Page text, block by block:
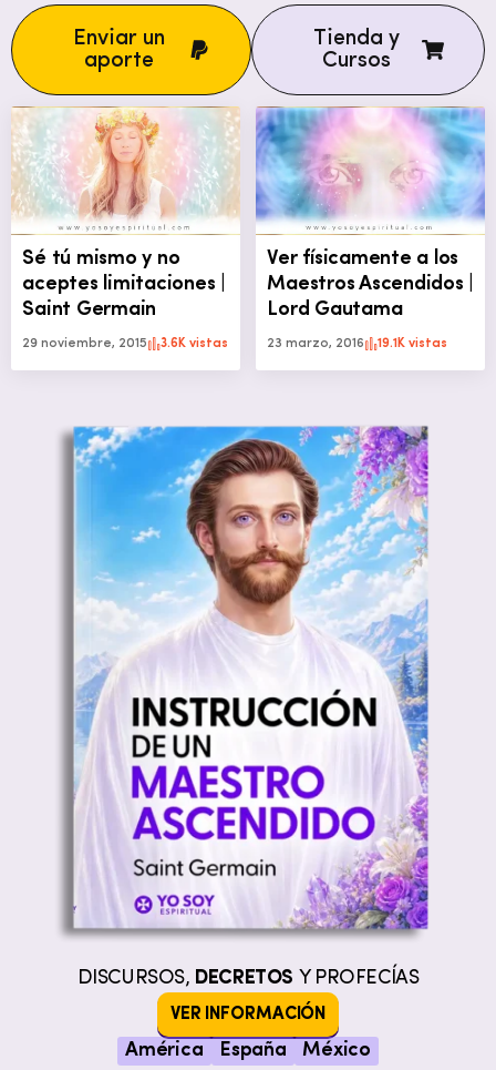
Enviar un
aporte
Tienda y
Cursos
Sé tú mismo y no
aceptes limitaciones |
Saint Germain
29 noviembre, 2015 3.6K vistas
Ver físicamente a los
Maestros Ascendidos |
Lord Gautama
23 marzo, 2016 19.1K vistas
DISCURSOS, DECRETOS Y PROFECÍAS
VER INFORMACIÓN
América España México